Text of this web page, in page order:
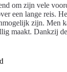
om zijn vele
een lange reis.
zijn. Men
maakt. Dankzij